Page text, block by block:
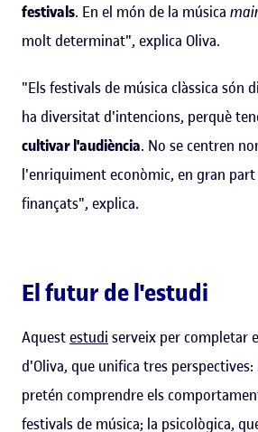
festivals. En el món de la música
molt determinat", explica Oliva.
"Els festivals de música clàssica són
ha diversitat d'intencions, perquè
cultivar l'audiència. No se centren
l'enriquiment econòmic, en gran
finançats", explica.
El futur de l'estudi
Aquestestudi serveix per completar
d'Oliva, que unifica tres
pretén comprendre els
festivals de música; la psicològica,